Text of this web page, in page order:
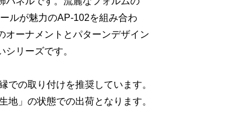
ルが魅力のAP-102を組み合わ
オーナメントとパターンデザイン
シリーズです。
での取り付けを推奨しています。
地」の状態での出荷となります。